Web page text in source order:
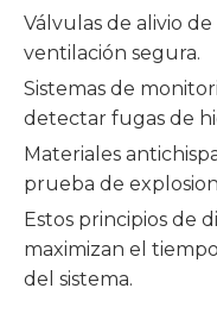
Válvulas de alivio
ventilación segura.
Sistemas de
detectar fugas de
Materiales
prueba de
Estos principios de
maximizan el
del sistema.